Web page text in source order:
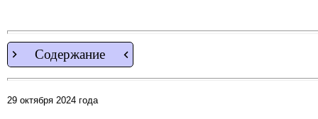
Содержание
29 октября 2024 года